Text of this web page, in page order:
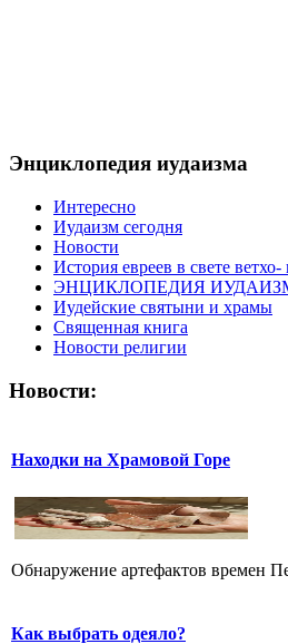
Энциклопедия иудаизма
Интересно
Иудаизм сегодня
Новости
История евреев в свете
ЭНЦИКЛОПЕДИЯ
Иудейские святыни и храмы
Священная книга
Новости религии
Новости:
Находки на Храмовой Горе
Обнаружение артефактов времен
Как выбрать одеяло?